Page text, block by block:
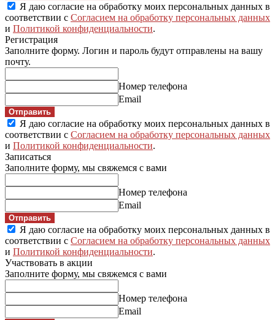
Я даю согласие на обработку моих персональных данных в
соответствии с Согласием на обработку персональных данных
и Политикой конфиденциальности.
Регистрация
Заполните форму. Логин и пароль будут отправлены на вашу
почту.
Номер телефона
Email
Отправить
Я даю согласие на обработку моих персональных данных в
соответствии с Согласием на обработку персональных данных
и Политикой конфиденциальности.
Записаться
Заполните форму, мы свяжемся с вами
Номер телефона
Email
Отправить
Я даю согласие на обработку моих персональных данных в
соответствии с Согласием на обработку персональных данных
и Политикой конфиденциальности.
Участвовать в акции
Заполните форму, мы свяжемся с вами
Номер телефона
Email